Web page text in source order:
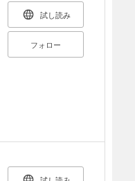
試し読み
フォロー